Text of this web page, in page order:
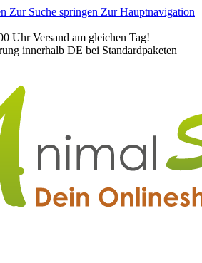
Zur Suche springen Zur Hauptnavigation
Uhr Versand am gleichen Tag!
innerhalb DE bei Standardpaketen